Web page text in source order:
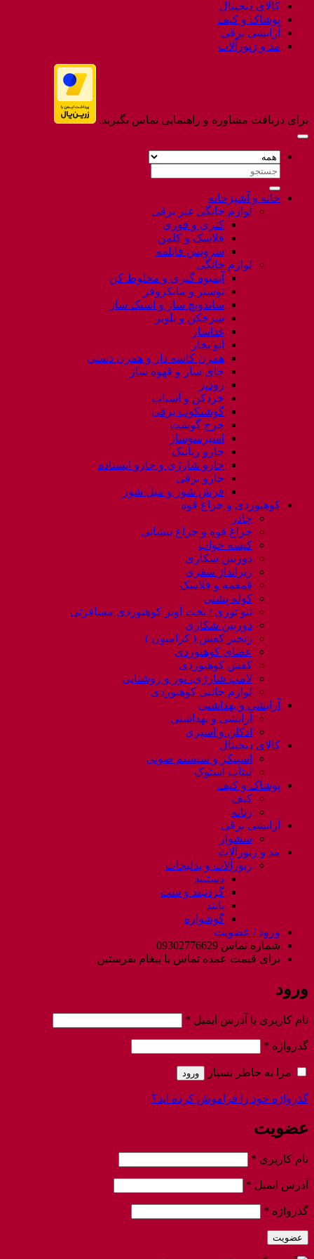
کالای دیجیتال
پوشاک و کیف
آرایشی برقی
مد و زیورآلات
برای دریافت مشاوره و راهنمایی تماس بگیرید.
جستجو
خانه و آشپزخانه
لوازم خانگی غیر برقی
کتری و قوری
فلاسک و کلمن
سرویس قابلمه
لوازم خانگی
آبمیوه گیری و مخلوط کن
توستر و مایکروفر
ساندویچ ساز و اسنک ساز
سرخکن و پلوپز
غذاساز
اتو بخار
همزن کاسه دار و همزن دستی
چای ساز و قهوه ساز
زودپز
خردکن و آسیاب
گوشتکوب برقی
چرخ گوشت
اسپرسوساز
جارو رباتیک
جارو شارژی و جارو ایستاده
جارو برقی
فرش شور و مبل شور
کوهنوردی و چراغ قوه
چادر
چراغ قوه و چراغ پیشانی
کیسه خواب
دوربین شکاری
زیرانداز سفری
قمقمه و فلاسک
کوله پشتی
ننو توری / تخت آویز کوهنوردی مسافرتی
دوربین شکاری
زنجیر کفش ( کرامپون )
عصای کوهنوردی
کفش کوهنوردی
لامپ شارژی، نور و روشنایی
لوازم جانبی کوهنوردی
آرایشی و بهداشتی
آرایشی و بهداشتی
ادکلن و اسپری
کالای دیجیتال
اسپیکر و سیستم صوتی
لپتاب استوک
پوشاک و کیف
کیف
زنانه
آرایشی برقی
سشوار
مد و زیورآلات
زیورآلات و بدلیجات
دستبند
گردنبند و ست
پابند
گوشواره
ورود / عضویت
شماره تماس 09302776629
برای قیمت عمده تماس یا پیغام بفرستین
ورود
نام کاربری یا آدرس ایمیل *
گذرواژه *
مرا به خاطر بسپار ورود
گذرواژه خود را فراموش کرده اید؟
عضویت
نام کاربری *
آدرس ایمیل *
گذرواژه *
عضویت